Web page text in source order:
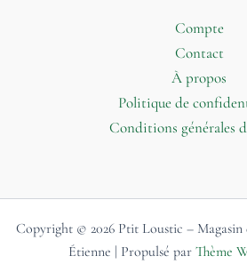
Compte
Contact
À propos
Politique de
Conditions générales
Copyright © 2026 Ptit Loustic – Magasin
Étienne | Propulsé par Thème